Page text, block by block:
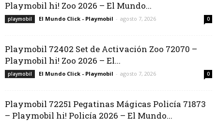
Playmobil hi! Zoo 2026 – El Mundo...
playmobil El Mundo Click - Playmobil - agosto 7, 2026 0
Playmobil 72402 Set de Activación Zoo 72070 –
Playmobil hi! Zoo 2026 – El...
playmobil El Mundo Click - Playmobil - agosto 7, 2026 0
Playmobil 72251 Pegatinas Mágicas Policía 71873
– Playmobil hi! Policía 2026 – El Mundo...